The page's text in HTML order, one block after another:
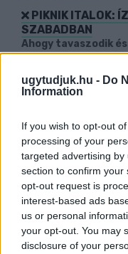
ugytudjuk.hu - Do
Information
If you wish to opt-out
processing of your
targeted advertising
section to confirm your
opt-out request is
interest-based ads
us or personal
your opt-out. You may
disclosure of your
PIKNIK ITALOK:
SZABADBAN
Ahogy tavaszodik
velünk, sokaknak